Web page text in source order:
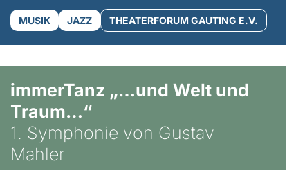
MUSIK JAZZ THEATERFORUM GAUTING E.V.
immerTanz „…und Welt und
Traum…“
1. Symphonie von Gustav
Mahler